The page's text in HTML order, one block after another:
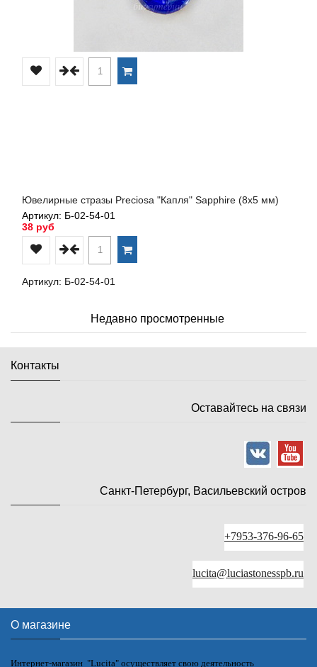
Ювелирные стразы Preciosa "Капля" Sapphire (8х5 мм)
Артикул: Б-02-54-01
38 руб
Артикул: Б-02-54-01
Недавно просмотренные
Контакты
Оставайтесь на связи
Санкт-Петербург, Васильевский остров
+7953-376-96-65
lucita@luciastonesspb.ru
О магазине
Интернет-магазин "Lucita" осуществляет свою деятельность